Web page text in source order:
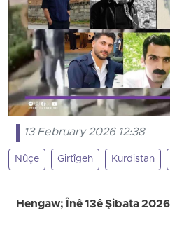
13 February 2026 12:38
Nûçe Girtîgeh Kurdistan
Hengaw; Înê 13ê Şibata